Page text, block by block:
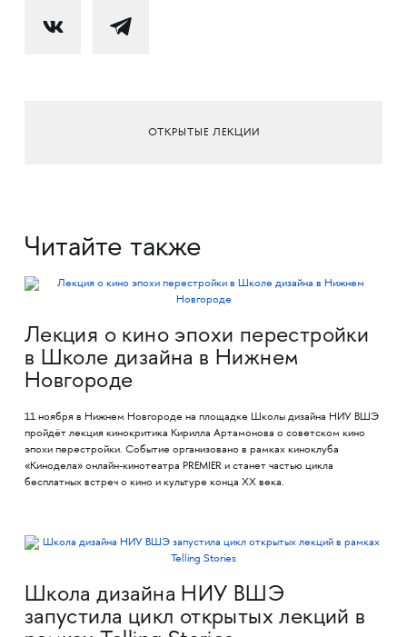
ОТКРЫТЫЕ ЛЕКЦИИ
Читайте также
Лекция о кино эпохи перестройки
в Школе дизайна в Нижнем
Новгороде
11 ноября в Нижнем Новгороде на площадке Школы дизайна НИУ ВШЭ
пройдёт лекция кинокритика Кирилла Артамонова о советском кино
эпохи перестройки. Событие организовано в рамках киноклуба
«Кинодела» онлайн-кинотеатра PREMIER и станет частью цикла
бесплатных встреч о кино и культуре конца XX века.
Школа дизайна НИУ ВШЭ
запустила цикл открытых лекций в